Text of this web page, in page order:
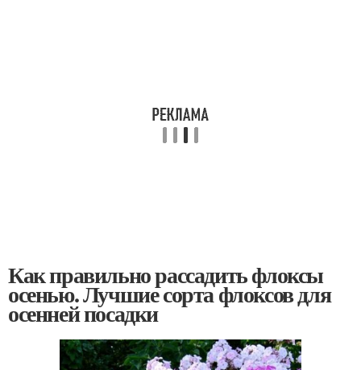
Как правильно рассадить флоксы
осенью. Лучшие сорта флоксов для
осенней посадки